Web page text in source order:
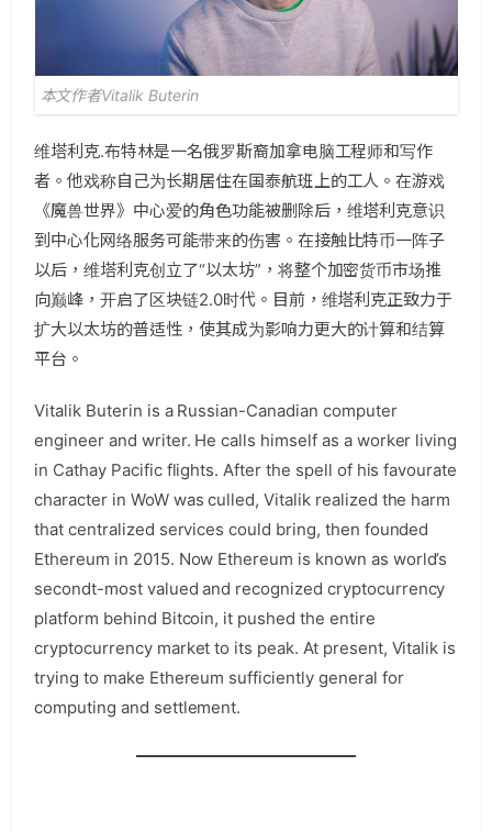
本文作者Vitalik Buterin
维塔利克.布特林是一名俄罗斯裔加拿电脑工程师和写作
者。他戏称自己为长期居住在国泰航班上的工人。在游戏
《魔兽世界》中心爱的角色功能被删除后，维塔利克意识
到中心化网络服务可能带来的伤害。在接触比特币一阵子
以后，维塔利克创立了“以太坊”，将整个加密货币市场推
向巅峰，开启了区块链2.0时代。目前，维塔利克正致力于
扩大以太坊的普适性，使其成为影响力更大的计算和结算
平台。
Vitalik Buterin is a Russian-Canadian computer
engineer and writer. He calls himself as a worker living
in Cathay Pacific flights. After the spell of his favourate
character in WoW was culled, Vitalik realized the harm
that centralized services could bring, then founded
Ethereum in 2015. Now Ethereum is known as world’s
secondt-most valued and recognized cryptocurrency
platform behind Bitcoin, it pushed the entire
cryptocurrency market to its peak. At present, Vitalik is
trying to make Ethereum sufficiently general for
computing and settlement.